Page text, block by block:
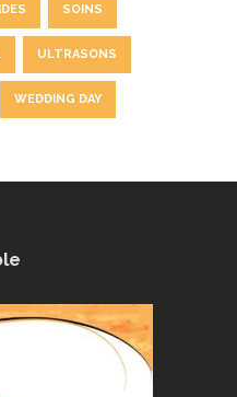
SOINS
ULTRASONS
WEDDING DAY